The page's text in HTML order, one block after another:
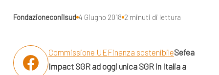
Fondazioneconilsud 4 Giugno 2018 2 minuti di lettura
Commissione UEFinanza sostenibileSefea
Impact SGR ad oggi unica SGR in Italia a
Seguici sui social: